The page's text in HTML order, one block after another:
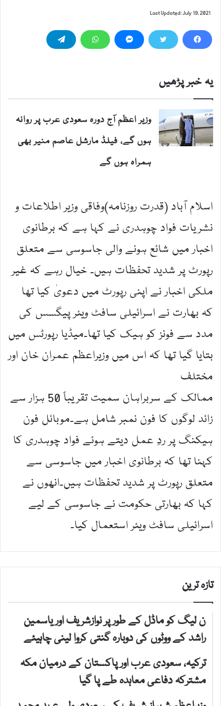
Last Updated: July 19, 2021
یہ خبر پڑھیں
وزیر اعظم آج دورہ سعودی عرب پر روانہ
ہوں گے، فیلڈ مارشل عاصم منیر بھی
ہمراہ ہوں گے
اسلام آباد (قدرت روزنامہ)وفاقی وزیر اطلاعات و
نشریات فواد چوہدری نے کہا ہے کہ برطانوی
اخبار میں شائع ہونے والی جاسوسی سے متعلق
رپورٹ پر شدید تحفظات ہیں۔ خیال رہے کہ غیر
ملکی اخبار نے اپنی رپورٹ میں دعویٰ کیا تھا
کہ بھارت نے اسرائیلی سافٹ ویئر پیگسس کی
مدد سے فونز کو ہیک کیا تھا۔میڈیا رپورٹس میں
بتایا گیا تھا کہ اس میں وزیراعظم عمران خان اور
مختلف
ممالک کے سربراہان سمیت تقریباً 50 ہزار سے
زائد لوگوں کا فون نمبر شامل ہے۔موبائل فون
ہیکنگ پر ردِ عمل دیتے ہوئے فواد چوہدری کا
کہنا تھا کہ برطانوی اخبار میں جاسوسی سے
متعلق رپورٹ پر شدید تحفظات ہیں۔انھوں نے
کہا کہ بھارتی حکومت نے جاسوسی کے لیے
اسرائیلی سافٹ ویئر استعمال کیا۔
تازہ ترین
ن لیگ کو ماڈل کے طور پر نوازشریف اور یاسمین
راشد کے ووٹوں کی دوبارہ گنتی کروا لینی چاہیئے
ترکیہ، سعودی عرب اور پاکستان کے درمیان مکہ
مشترکہ دفاعی معاہدہ طے پا گیا